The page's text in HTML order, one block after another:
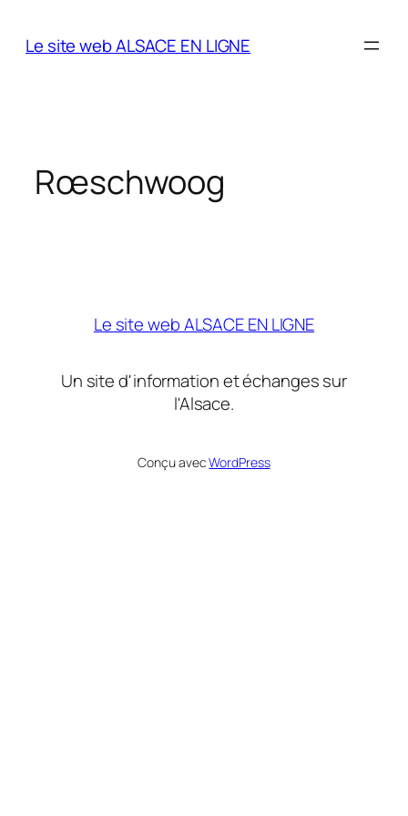
Le site web ALSACE EN LIGNE
Rœschwoog
Le site web ALSACE EN LIGNE
Un site d'information et échanges sur
l'Alsace.
Conçu avecWordPress